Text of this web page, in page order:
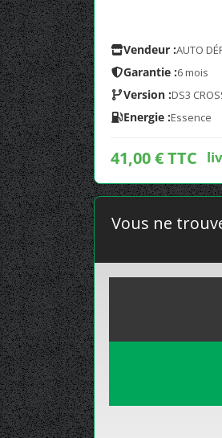
Vendeur :AUTO
Garantie :6 mois
Version :DS3
Energie :Essence
41,00 € TTC
Vous ne